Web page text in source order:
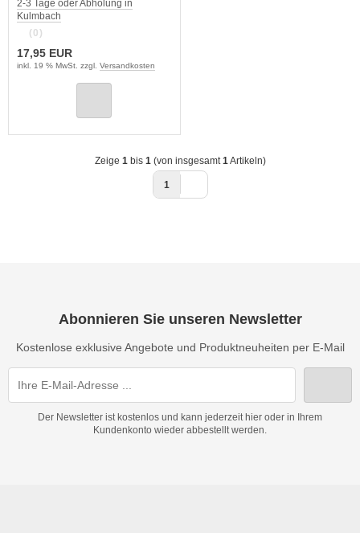
2-3 Tage oder Abholung in
Kulmbach
(0)
17,95 EUR
inkl. 19 % MwSt. zzgl. Versandkosten
Zeige 1 bis 1 (von insgesamt 1 Artikeln)
1
Abonnieren Sie unseren Newsletter
Kostenlose exklusive Angebote und Produktneuheiten per E-Mail
Der Newsletter ist kostenlos und kann jederzeit hier oder in Ihrem
Kundenkonto wieder abbestellt werden.